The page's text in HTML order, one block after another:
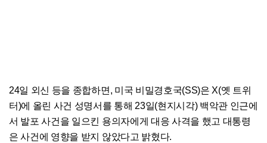
24일 외신 등을 종합하면, 미국 비밀경호국(SS)은 X(옛 트위
터)에 올린 사건 성명서를 통해 23일(현지시각) 백악관 인근에
서 발포 사건을 일으킨 용의자에게 대응 사격을 했고 대통령
은 사건에 영향을 받지 않았다고 밝혔다.